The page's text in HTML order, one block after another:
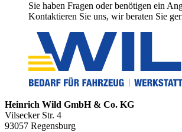
Sie haben Fragen oder benötigen ein
Kontaktieren Sie uns, wir beraten Sie
Heinrich Wild GmbH & Co. KG
Vilsecker Str. 4
93057 Regensburg